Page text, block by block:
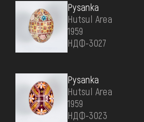
Pysanka
Hutsul Area
1959
НДФ-3027
Pysanka
Hutsul Area
1959
НДФ-3023